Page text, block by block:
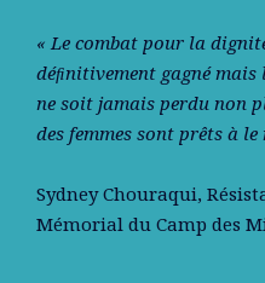
« Le combat pour la
déﬁnitivement gagné mais
ne soit jamais perdu non
des femmes sont prêts à le
Sydney Chouraqui,
Mémorial du Camp des